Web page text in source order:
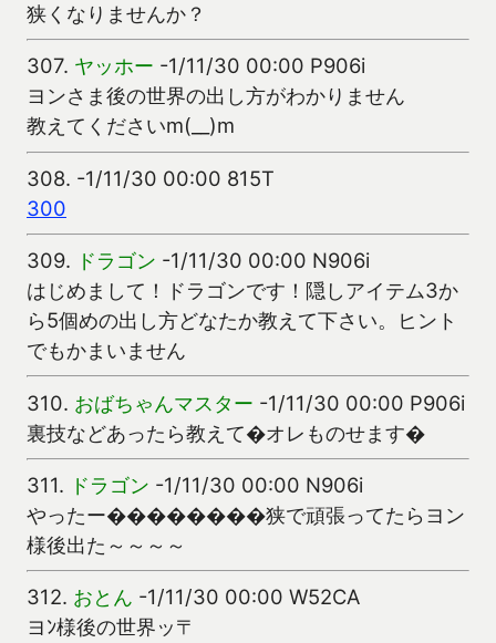
狭くなりませんか？
307. ヤッホー -1/11/30 00:00 P906i
ヨンさま後の世界の出し方がわかりません
教えてくださいm(__)m
308. -1/11/30 00:00 815T
300
309. ドラゴン -1/11/30 00:00 N906i
はじめまして！ドラゴンです！隠しアイテム3か
ら5個めの出し方どなたか教えて下さい。ヒント
でもかまいません
310. おばちゃんマスター -1/11/30 00:00 P906i
裏技などあったら教えて�オレものせます�
311. ドラゴン -1/11/30 00:00 N906i
やったー��������狭で頑張ってたらヨン
様後出た～～～～
312. おとん -1/11/30 00:00 W52CA
ヨﾝ様後の世界ッ〒